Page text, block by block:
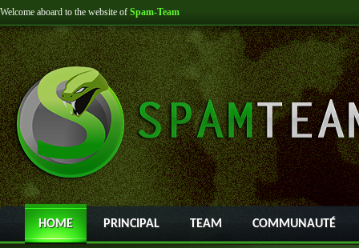
Welcome aboard to the website of Spam-Team
HOME PRINCIPAL TEAM COMMUNAUTÉ